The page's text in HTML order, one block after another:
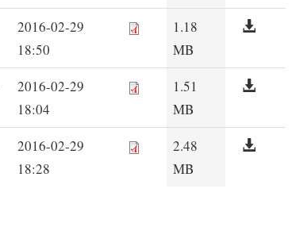
2016-02-29
18:50
1.18
MB
2016-02-29
18:04
1.51
MB
2016-02-29
18:28
2.48
MB